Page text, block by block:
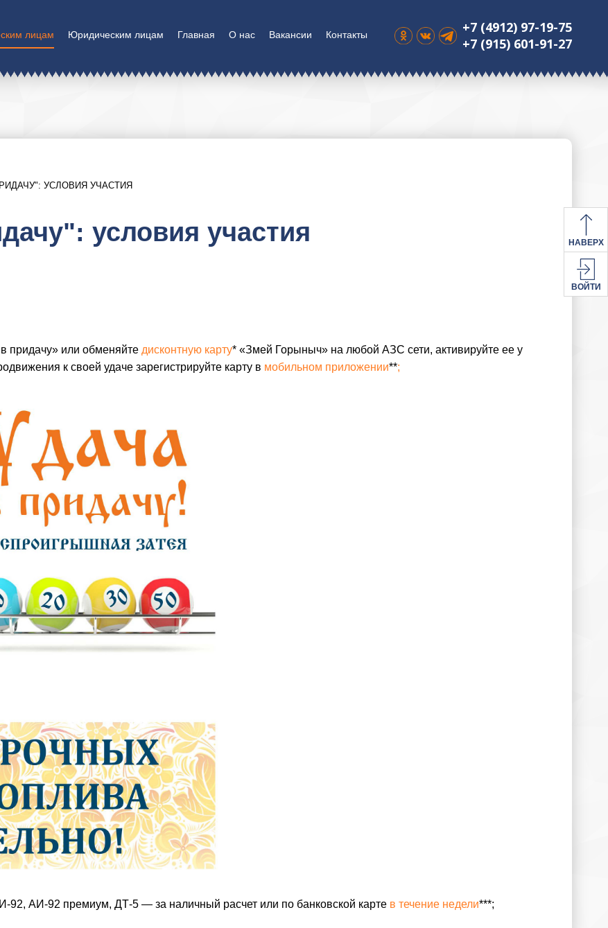
НАВЕРХ
ВОЙТИ
лицам Юридическим лицам Главная О нас Вакансии Контакты
+7 (4912) 97-19-75
+7 (915) 601-91-27
УСЛОВИЯ УЧАСТИЯ
условия участия
придачу» или обменяйте дисконтную карту* «Змей Горыныч» на любой АЗС сети, активируйте ее у
к своей удаче зарегистрируйте карту в мобильном приложении**;
92, АИ-92 премиум, ДТ-5 — за наличный расчет или по банковской карте в течение недели***;